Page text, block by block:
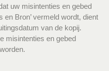
uw misintenties en gebed
en Bron’ vermeld wordt, dient
van de kopij.
misintenties en gebed